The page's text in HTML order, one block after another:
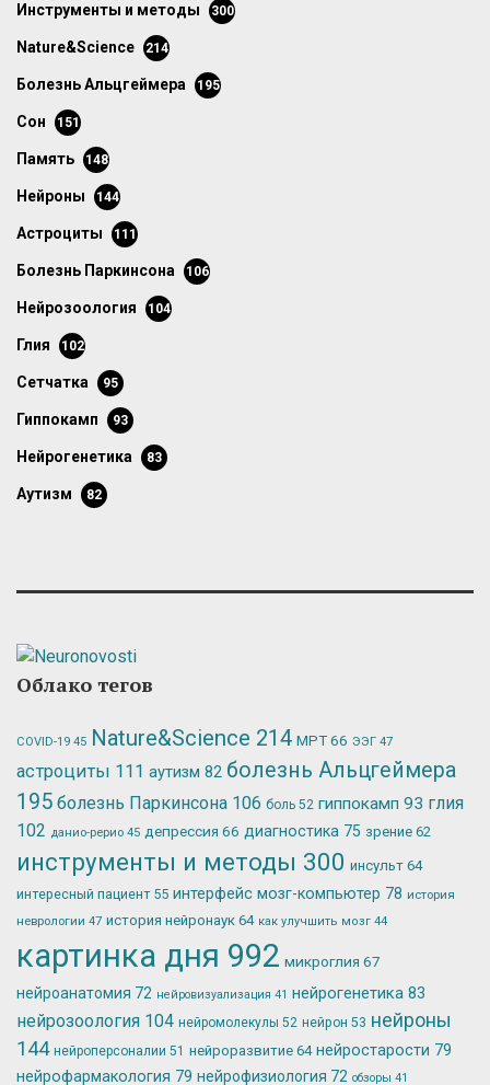
инструменты и методы 300
Nature&Science 214
болезнь Альцгеймера 195
сон 151
память 148
нейроны 144
астроциты 111
болезнь Паркинсона 106
нейрозоология 104
глия 102
сетчатка 95
гиппокамп 93
нейрогенетика 83
аутизм 82
Облако тегов
COVID-19 45 Nature&Science 214 МРТ66 ЭЭГ 47
астроциты 111 аутизм 82 болезнь Альцгеймера
195 болезнь Паркинсона 106 боль 52 гиппокамп 93 глия
102 данио-рерио 45 депрессия 66 диагностика 75 зрение 62
инструменты и методы 300 инсульт 64
интересный пациент 55 интерфейс мозг-компьютер 78 история
неврологии 47 история нейронаук 64 как улучшить мозг 44
картинка дня 992 микроглия 67
нейроанатомия 72 нейровизуализация 41 нейрогенетика 83
нейрозоология 104 нейромолекулы 52 нейрон 53 нейроны
144 нейроперсоналии 51 нейроразвитие 64 нейростарости 79
нейрофармакология 79 нейрофизиология 72 обзоры 41